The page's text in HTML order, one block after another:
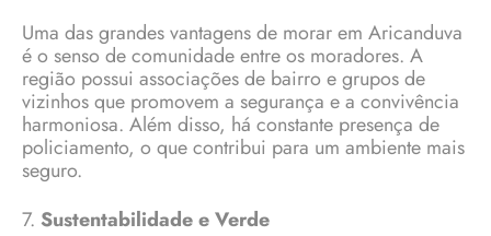
Uma das grandes vantagens de morar em Aricanduva
é o senso de comunidade entre os moradores. A
região possui associações de bairro e grupos de
vizinhos que promovem a segurança e a convivência
harmoniosa. Além disso, há constante presença de
policiamento, o que contribui para um ambiente mais
seguro.
7. Sustentabilidade e Verde